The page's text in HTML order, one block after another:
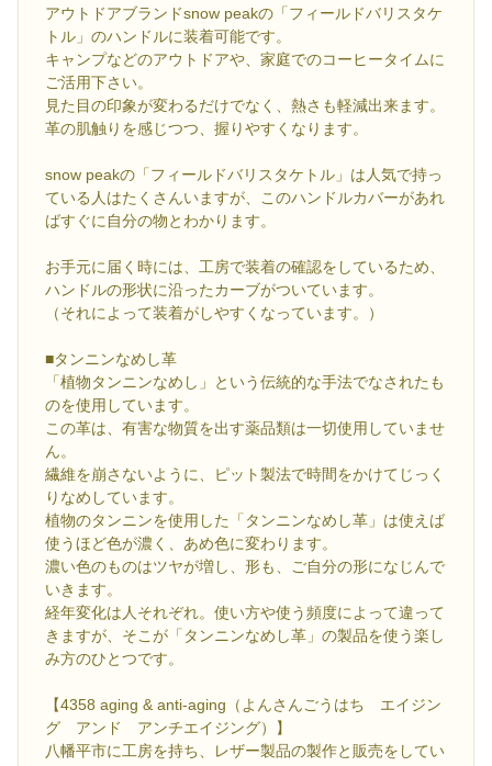
アウトドアブランドsnow peakの「フィールドバリスタケ
トル」のハンドルに装着可能です。
キャンプなどのアウトドアや、家庭でのコーヒータイムに
ご活用下さい。
見た目の印象が変わるだけでなく、熱さも軽減出来ます。
革の肌触りを感じつつ、握りやすくなります。
snow peakの「フィールドバリスタケトル」は人気で持っ
ている人はたくさんいますが、このハンドルカバーがあれ
ばすぐに自分の物とわかります。
お手元に届く時には、工房で装着の確認をしているため、
ハンドルの形状に沿ったカーブがついています。
（それによって装着がしやすくなっています。）
■タンニンなめし革
「植物タンニンなめし」という伝統的な手法でなされたも
のを使用しています。
この革は、有害な物質を出す薬品類は一切使用していませ
ん。
繊維を崩さないように、ピット製法で時間をかけてじっく
りなめしています。
植物のタンニンを使用した「タンニンなめし革」は使えば
使うほど色が濃く、あめ色に変わります。
濃い色のものはツヤが増し、形も、ご自分の形になじんで
いきます。
経年変化は人それぞれ。使い方や使う頻度によって違って
きますが、そこが「タンニンなめし革」の製品を使う楽し
み方のひとつです。
【4358 aging & anti-aging（よんさんごうはち エイジン
グ アンド アンチエイジング）】
八幡平市に工房を持ち、レザー製品の製作と販売をしてい